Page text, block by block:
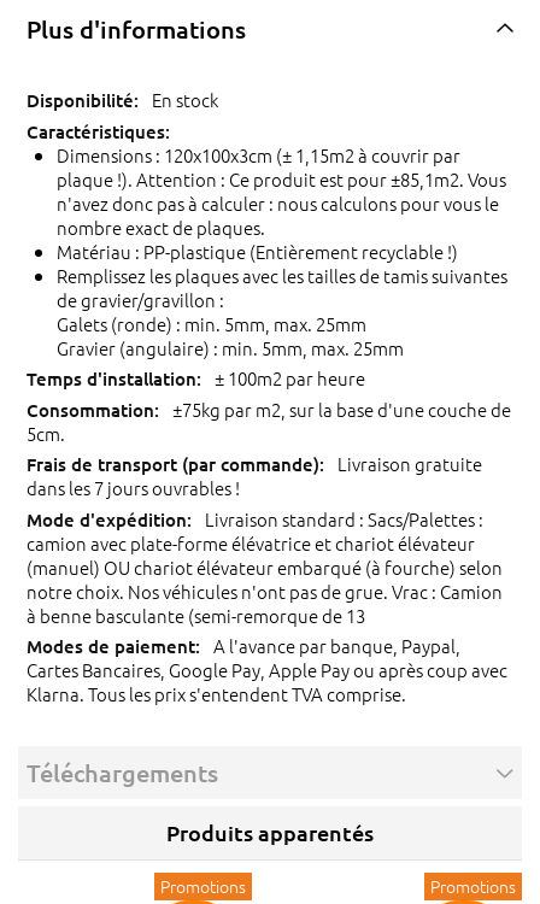
Plus d'informations
En stock
Dimensions : 120x100x3cm (± 1,15m2 à couvrir par
plaque !). Attention : Ce produit est pour ±85,1m2. Vous
n'avez donc pas à calculer : nous calculons pour vous le
nombre exact de plaques.
Matériau : PP-plastique (Entièrement recyclable !)
Remplissez les plaques avec les tailles de tamis suivantes
de gravier/gravillon :
Galets (ronde) : min. 5mm, max. 25mm
Gravier (angulaire) : min. 5mm, max. 25mm
± 100m2 par heure
±75kg par m2, sur la base d'une couche de
5cm.
Livraison gratuite
dans les 7 jours ouvrables !
Livraison standard : Sacs/Palettes :
camion avec plate-forme élévatrice et chariot élévateur
(manuel) OU chariot élévateur embarqué (à fourche) selon
notre choix. Nos véhicules n'ont pas de grue. Vrac : Camion
à benne basculante (semi-remorque de 13
A l'avance par banque, Paypal,
Cartes Bancaires, Google Pay, Apple Pay ou après coup avec
Klarna. Tous les prix s'entendent TVA comprise.
Téléchargements
Produits apparentés
Promotions Promotions